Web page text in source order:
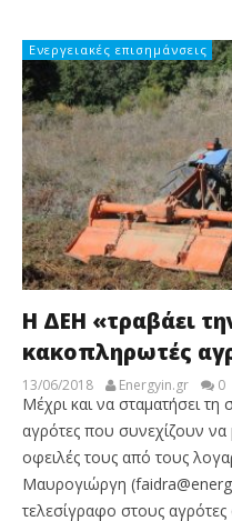
Ενεργειακές επισημάνσεις
Η ΔΕΗ «τραβάει
κακοπληρωτές
13/06/2018 Energyin.gr 0
Μέχρι και να σταματήσει
αγρότες που συνεχίζουν
οφειλές τους από τους
Μαυρογιώργη
τελεσίγραφο στους